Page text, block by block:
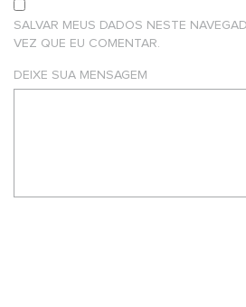
SALVAR MEUS DADOS NESTE
VEZ QUE EU COMENTAR.
DEIXE SUA MENSAGEM